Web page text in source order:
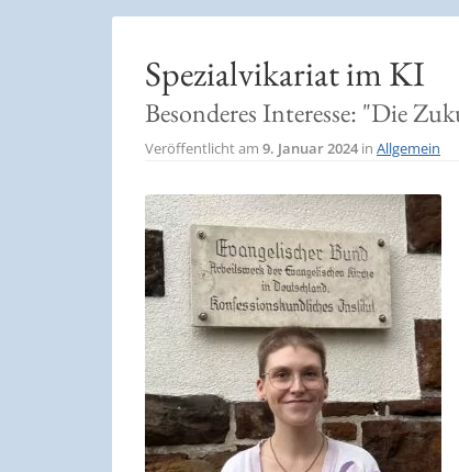
Spezialvikariat im KI
Besonderes Interesse: "Die
Veröffentlicht am 9. Januar 2024in Allgemein